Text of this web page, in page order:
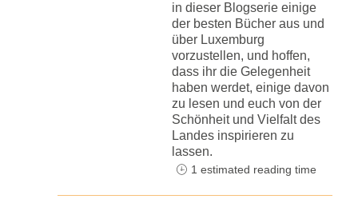
in dieser Blogserie einige
der besten Bücher aus und
über Luxemburg
vorzustellen, und hoffen,
dass ihr die Gelegenheit
haben werdet, einige davon
zu lesen und euch von der
Schönheit und Vielfalt des
Landes inspirieren zu
lassen.
1 estimated reading time